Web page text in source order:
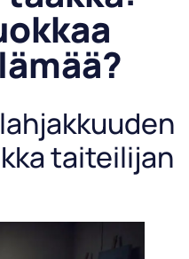
taiteilijan